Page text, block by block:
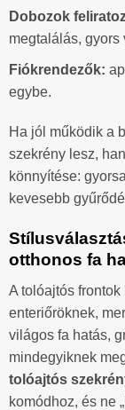
Dobozok
megtalálás, gyors
Fiókrendezők:
egybe.
Ha jól működik a
szekrény lesz,
könnyítése:
kevesebb
otthonos fa
A tolóajtós
enteriőröknek,
világos fa hatás,
mindegyiknek
tolóajtós
komódhoz, és ne